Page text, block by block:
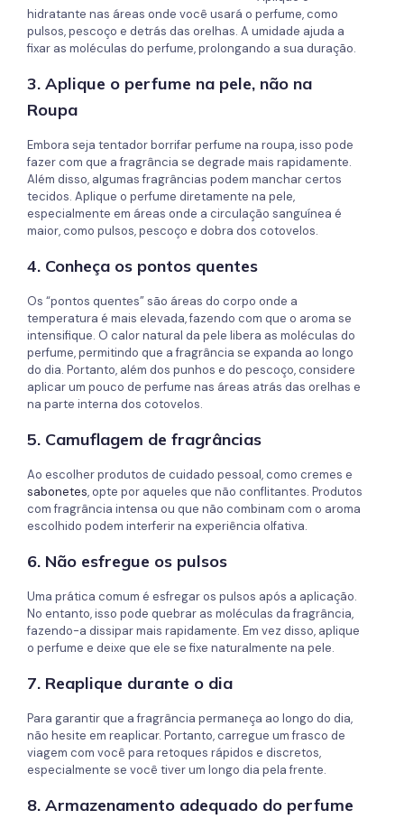
hidratante nas áreas onde você usará o perfume, como
pulsos, pescoço e detrás das orelhas. A umidade ajuda a
fixar as moléculas do perfume, prolongando a sua duração.
3. Aplique o perfume na pele, não na
Roupa
Embora seja tentador borrifar perfume na roupa, isso pode
fazer com que a fragrância se degrade mais rapidamente.
Além disso, algumas fragrâncias podem manchar certos
tecidos. Aplique o perfume diretamente na pele,
especialmente em áreas onde a circulação sanguínea é
maior, como pulsos, pescoço e dobra dos cotovelos.
4. Conheça os pontos quentes
Os “pontos quentes” são áreas do corpo onde a
temperatura é mais elevada, fazendo com que o aroma se
intensifique. O calor natural da pele libera as moléculas do
perfume, permitindo que a fragrância se expanda ao longo
do dia. Portanto, além dos punhos e do pescoço, considere
aplicar um pouco de perfume nas áreas atrás das orelhas e
na parte interna dos cotovelos.
5. Camuflagem de fragrâncias
Ao escolher produtos de cuidado pessoal, como cremes e
sabonetes, opte por aqueles que não conflitantes. Produtos
com fragrância intensa ou que não combinam com o aroma
escolhido podem interferir na experiência olfativa.
6. Não esfregue os pulsos
Uma prática comum é esfregar os pulsos após a aplicação.
No entanto, isso pode quebrar as moléculas da fragrância,
fazendo-a dissipar mais rapidamente. Em vez disso, aplique
o perfume e deixe que ele se fixe naturalmente na pele.
7. Reaplique durante o dia
Para garantir que a fragrância permaneça ao longo do dia,
não hesite em reaplicar. Portanto, carregue um frasco de
viagem com você para retoques rápidos e discretos,
especialmente se você tiver um longo dia pela frente.
8. Armazenamento adequado do perfume